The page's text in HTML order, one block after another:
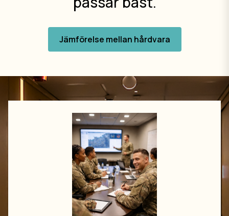
Jämförelse mellan hårdvara